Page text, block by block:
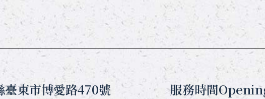
東市博愛路470號
服務時間